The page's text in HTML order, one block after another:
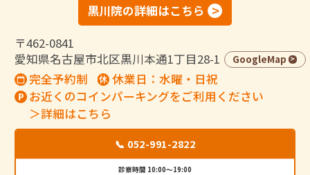
黒川院の詳細はこちら
〒462-0841
愛知県名古屋市北区黒川本通1丁目28-1
GoogleMap
完全予約制
休業日：水曜・日祝
お近くのコインパーキングをご利用ください
＞詳細はこちら
📞 052-991-2822
診察時間 10:00～19:00